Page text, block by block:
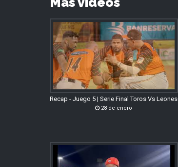
Recap - Juego 5 | Serie Final Toros Vs Leones
28 de enero